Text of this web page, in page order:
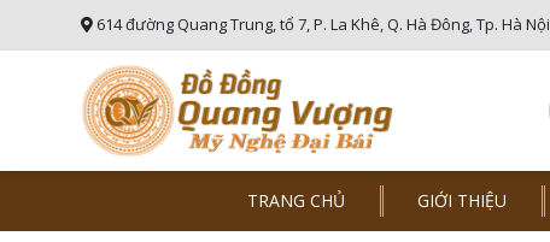
614 đường Quang Trung, tổ 7, P. La Khê, Q. Hà Đông, Tp. Hà Nội
TRANG CHỦ GIỚI THIỆU